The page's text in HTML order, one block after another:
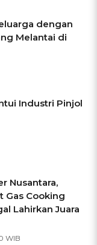
dengan
Melantai di
Industri Pinjol
Nusantara,
Gas Cooking
Lahirkan Juara
WIB